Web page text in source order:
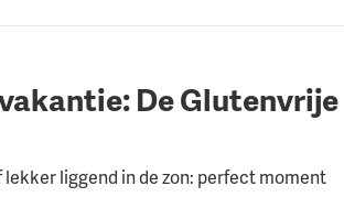
De Glutenvrije
liggend in de zon: perfect moment